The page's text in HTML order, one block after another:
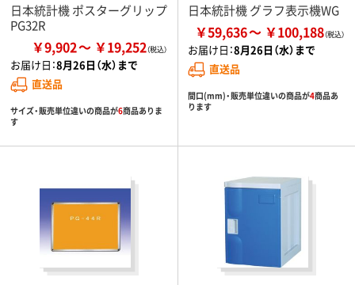
日本統計機 ポスターグリップ
PG32R
￥9,902 ￥19,252
お届け日：8月26日（水）まで
直送品
サイズ・販売単位違いの商品が6商品ありま
す
日本統計機 グラフ表示機WG
￥59,636 ￥100,188
お届け日：8月26日（水）まで
直送品
間口(mm)・販売単位違いの商品が4商品あ
ります